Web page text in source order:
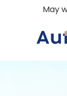
May